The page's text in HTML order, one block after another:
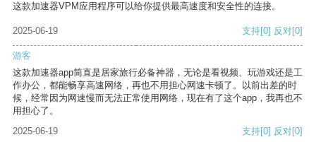
这款加速器VPM应用程序可以给你提供最高速度和安全性的连接。
2025-06-19 支持[0] 反对[0]
游客
这款加速器app简直是居家旅行必备神器，无论是看视频、玩游戏还是工
作办公，都能畅享高速网络，再也不用担心网速卡顿了。以前出差的时
候，经常因为网速慢而无法正常使用网络，现在有了这个app，我再也不
用担心了。
2025-06-19
支持[0] 反对[0]